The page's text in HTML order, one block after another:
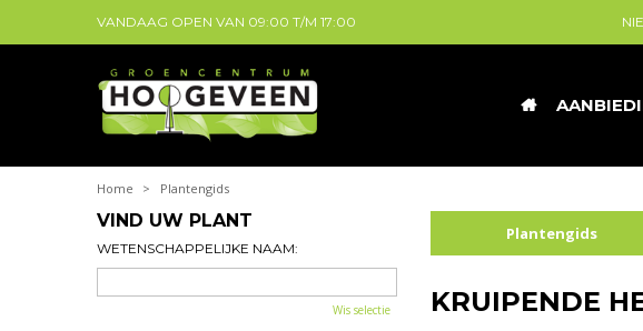
Home > Plantengids
VANDAAG OPEN VAN 09:00 T/M 17:00
Plantengids
KRUIPENDE
VIND UW PLANT
WETENSCHAPPELIJKE NAAM:
Wis selectie